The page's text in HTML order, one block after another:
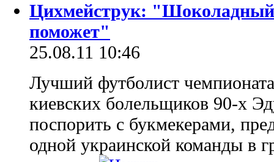
Цихмейструк:
поможет"
25.08.11 10:46
Лучший футболист
киевских болельщиков 90-х
поспорить с букмекерами,
одной украинской команды в